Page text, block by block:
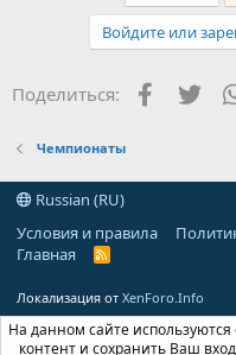
Войдите или
Поделиться:
Чемпионаты
Russian (RU)
Условия и правила
Главная
R
Локализация от XenForo.Info
На данном сайте
контент и сохранить Ваш